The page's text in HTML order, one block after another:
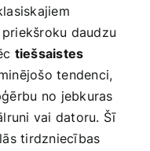
daudzu
tiešsaistes
tendenci,
⁣no jebkuras
vai datoru. Šī
tirdzniecības